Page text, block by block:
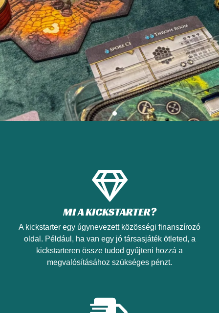
asztalodon
A Chip Theory Games és az A-Z
kiadó jóvoltából 2025. telén
asztalodra költözhet az egyik
legnagyobb epikus kaland, ami
társasjátékban megjelent.
Gigantikus világ, rengeteg
végigjátszható kampány, a
MI A KICKSTARTER?
A kickstarter egy úgynevezett közösségi finanszírozó
oldal. Például, ha van egy jó társasjáték ötleted, a
kickstarteren össze tudod gyűjteni hozzá a
megvalósításához szükséges pénzt.